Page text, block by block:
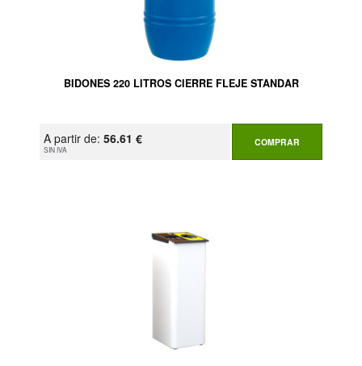
BIDONES 220 LITROS CIERRE FLEJE STANDAR
A partir de: 56.61 €
SIN IVA
COMPRAR